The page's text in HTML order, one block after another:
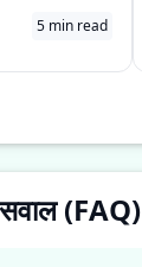
नहीं थे।
5 min read
(FAQ)